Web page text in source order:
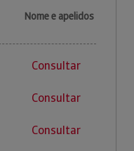
Nome e apelidos
Consultar
Consultar
Consultar